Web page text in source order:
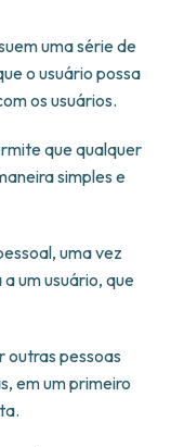
uma série de
o usuário possa
os usuários.
que qualquer
simples e
uma vez
um usuário, que
outras pessoas
em um primeiro